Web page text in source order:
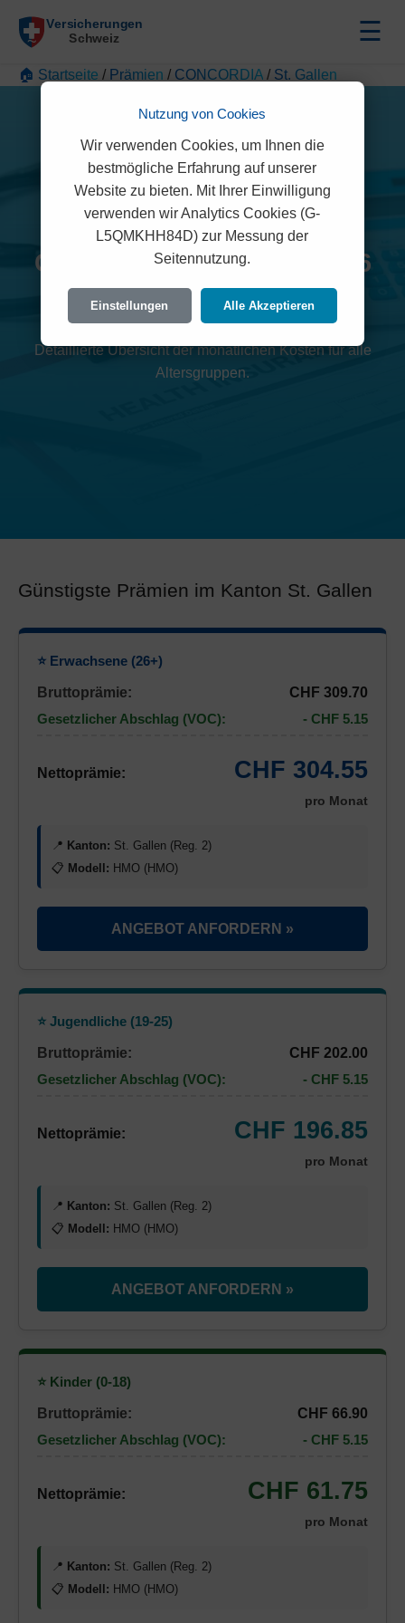
☰
🏠 Startseite / Prämien / CONCORDIA / St. Gallen
CONCORDIA Prämien 2026
(St. Gallen)
Detaillierte Übersicht der monatlichen Kosten für alle
Altersgruppen.
Günstigste Prämien im Kanton St. Gallen
⭐ Erwachsene (26+)
Bruttoprämie:
CHF 309.70
Gesetzlicher Abschlag (VOC):
- CHF 5.15
Nettoprämie: CHF 304.55
pro Monat
📍 Kanton: St. Gallen (Reg. 2)
📋 Modell: HMO (HMO)
ANGEBOT ANFORDERN »
⭐ Jugendliche (19-25)
Bruttoprämie:
CHF 202.00
Gesetzlicher Abschlag (VOC):
- CHF 5.15
Nettoprämie: CHF 196.85
pro Monat
📍 Kanton: St. Gallen (Reg. 2)
📋 Modell: HMO (HMO)
ANGEBOT ANFORDERN »
⭐ Kinder (0-18)
Bruttoprämie:
CHF 66.90
Gesetzlicher Abschlag (VOC):
- CHF 5.15
Nettoprämie: CHF 61.75
pro Monat
📍 Kanton: St. Gallen (Reg. 2)
📋 Modell: HMO (HMO)
Nutzung von Cookies
Wir verwenden Cookies, um Ihnen die
bestmögliche Erfahrung auf unserer
Website zu bieten. Mit Ihrer Einwilligung
verwenden wir Analytics Cookies (G-
L5QMKHH84D) zur Messung der
Seitennutzung.
Einstellungen Alle Akzeptieren